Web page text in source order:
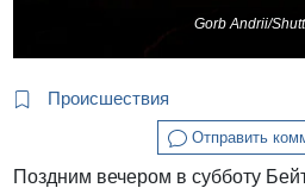
Gorb Andrii/
Происшествия
Отправить
Поздним вечером в субботу